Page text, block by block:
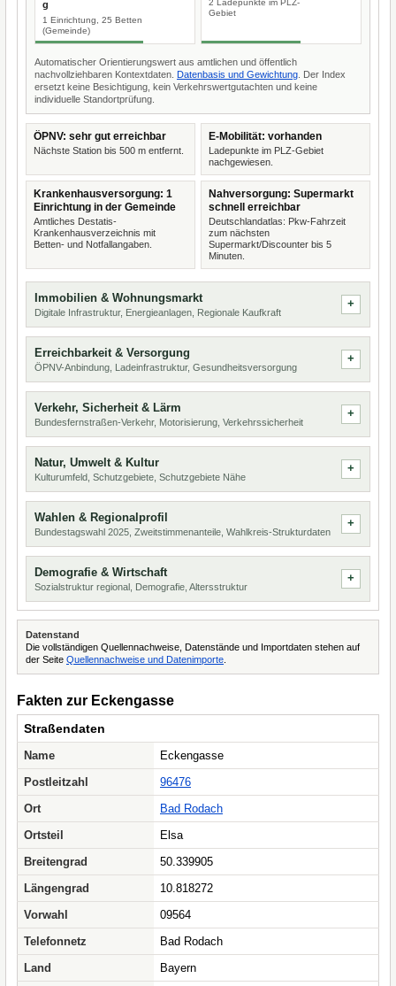
g
1 Einrichtung, 25 Betten
(Gemeinde)
2 Ladepunkte im PLZ-
Gebiet
Automatischer Orientierungswert aus amtlichen und öffentlich
nachvollziehbaren Kontextdaten. Datenbasis und Gewichtung . Der Index
ersetzt keine Besichtigung, kein Verkehrswertgutachten und keine
individuelle Standortprüfung.
ÖPNV: sehr gut erreichbar
Nächste Station bis 500 m entfernt.
E-Mobilität: vorhanden
Ladepunkte im PLZ-Gebiet
nachgewiesen.
Krankenhausversorgung: 1
Einrichtung in der Gemeinde
Amtliches Destatis-
Krankenhausverzeichnis mit
Betten- und Notfallangaben.
Nahversorgung: Supermarkt
schnell erreichbar
Deutschlandatlas: Pkw-Fahrzeit
zum nächsten
Supermarkt/Discounter bis 5
Minuten.
Immobilien & Wohnungsmarkt
Digitale Infrastruktur, Energieanlagen, Regionale Kaufkraft
Erreichbarkeit & Versorgung
ÖPNV-Anbindung, Ladeinfrastruktur, Gesundheitsversorgung
Verkehr, Sicherheit & Lärm
Bundesfernstraßen-Verkehr, Motorisierung, Verkehrssicherheit
Natur, Umwelt & Kultur
Kulturumfeld, Schutzgebiete, Schutzgebiete Nähe
Wahlen & Regionalprofil
Bundestagswahl 2025, Zweitstimmenanteile, Wahlkreis-Strukturdaten
Demografie & Wirtschaft
Sozialstruktur regional, Demografie, Altersstruktur
Datenstand
Die vollständigen Quellennachweise, Datenstände und Importdaten stehen auf
der Seite Quellennachweise und Datenimporte
Fakten zur Eckengasse
Straßendaten
Name
Eckengasse
Postleitzahl
96476
Ort
Bad Rodach
Ortsteil
Elsa
Breitengrad
50.339905
Längengrad
10.818272
Vorwahl
09564
Telefonnetz
Bad Rodach
Land
Bayern